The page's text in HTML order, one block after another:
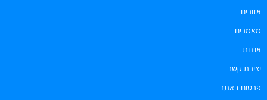
אזורים
מאמרים
אודות
יצירת קשר
פרסום באתר